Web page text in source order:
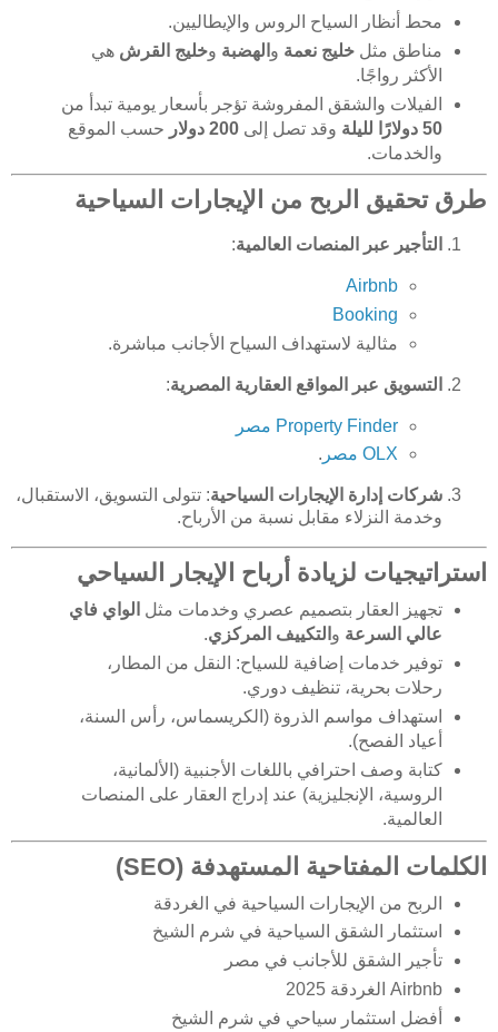
محط أنظار السياح الروس والإيطاليين.
مناطق مثل خليج نعمة و الهضبة وخليج القرش هي
الأكثر رواجًا.
الفيلات والشقق المفروشة تؤجر بأسعار يومية تبدأ من
50 دولارًا لليلة
وقد تصل إلى 200 دولار
حسب الموقع
والخدمات.
طرق تحقيق الربح من الإيجارات السياحية
التأجير عبر المنصات العالمية:
Airbnb
Booking
مثالية لاستهداف السياح الأجانب مباشرة.
التسويق عبر المواقع العقارية المصرية:
Property Finder مصر
OLX مصر
.
شركات إدارة الإيجارات السياحية: تتولى التسويق، الاستقبال،
وخدمة النزلاء مقابل نسبة من الأرباح.
استراتيجيات لزيادة أرباح الإيجار السياحي
تجهيز العقار بتصميم عصري وخدمات مثل الواي فاي
عالي السرعة و التكييف المركزي.
توفير خدمات إضافية للسياح: النقل من المطار،
رحلات بحرية، تنظيف دوري.
استهداف مواسم الذروة (الكريسماس، رأس السنة،
أعياد الفصح).
كتابة وصف احترافي باللغات الأجنبية (الألمانية،
الروسية، الإنجليزية) عند إدراج العقار على المنصات
العالمية.
الكلمات المفتاحية المستهدفة (SEO)
الربح من الإيجارات السياحية في الغردقة
استثمار الشقق السياحية في شرم الشيخ
تأجير الشقق للأجانب في مصر
Airbnb الغردقة 2025
أفضل استثمار سياحي في شرم الشيخ